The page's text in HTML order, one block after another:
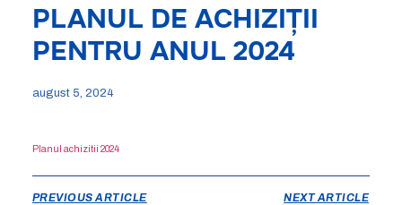
PLANUL DE ACHIZIȚII
PENTRU ANUL 2024
august 5, 2024
Planul achizitii 2024
PREVIOUS ARTICLE NEXT ARTICLE